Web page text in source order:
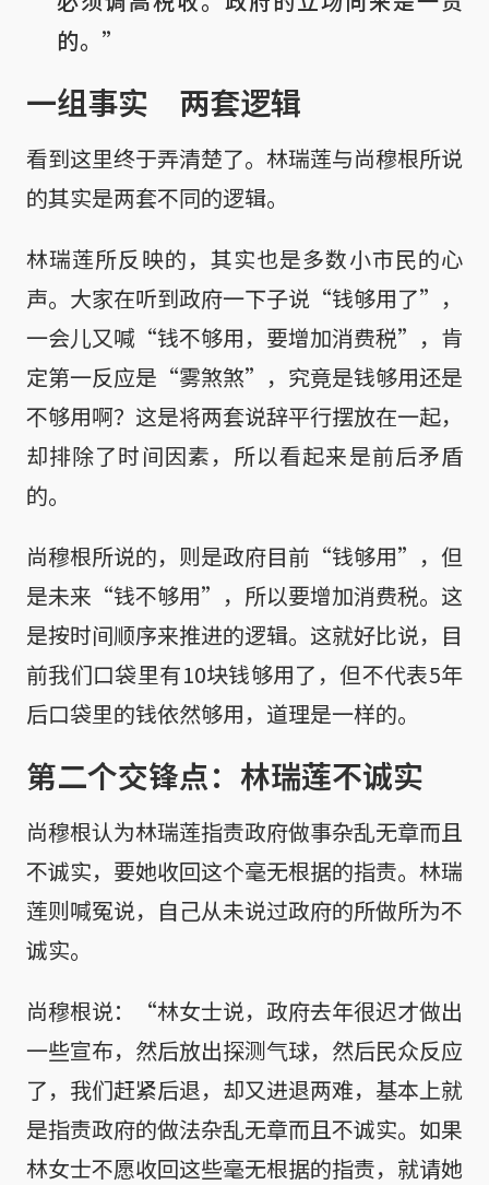
的。”
一组事实 两套逻辑
看到这里终于弄清楚了。林瑞莲与尚穆根所说
的其实是两套不同的逻辑。
林瑞莲所反映的，其实也是多数小市民的心
声。大家在听到政府一下子说“钱够用了”，
一会儿又喊“钱不够用，要增加消费税”，肯
定第一反应是“雾煞煞”，究竟是钱够用还是
不够用啊？这是将两套说辞平行摆放在一起，
却排除了时间因素，所以看起来是前后矛盾
的。
尚穆根所说的，则是政府目前“钱够用”，但
是未来“钱不够用”，所以要增加消费税。这
是按时间顺序来推进的逻辑。这就好比说，目
前我们口袋里有10块钱够用了，但不代表5年
后口袋里的钱依然够用，道理是一样的。
第二个交锋点：林瑞莲不诚实
尚穆根认为林瑞莲指责政府做事杂乱无章而且
不诚实，要她收回这个毫无根据的指责。林瑞
莲则喊冤说，自己从未说过政府的所做所为不
诚实。
尚穆根说：“林女士说，政府去年很迟才做出
一些宣布，然后放出探测气球，然后民众反应
了，我们赶紧后退，却又进退两难，基本上就
是指责政府的做法杂乱无章而且不诚实。如果
林女士不愿收回这些毫无根据的指责，就请她